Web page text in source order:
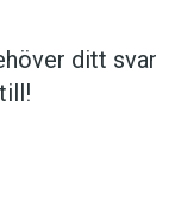
ditt svar